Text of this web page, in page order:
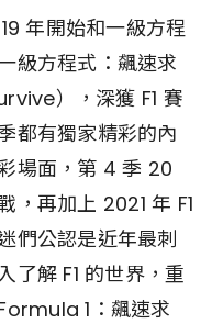
年開始和一級方程
級方程式：飆速求
），深獲 F1 賽
都有獨家精彩的內
場面，第 4 季 20
，再加上 2021 年 F1
們公認是近年最刺
了解 F1 的世界，重
1：飆速求